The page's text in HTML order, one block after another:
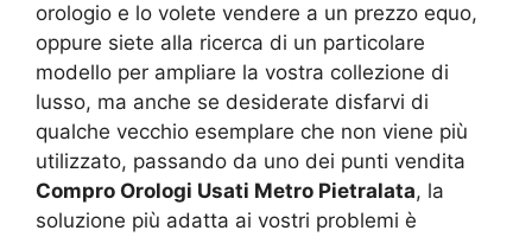
orologio e lo volete vendere a un prezzo equo,
oppure siete alla ricerca di un particolare
modello per ampliare la vostra collezione di
lusso, ma anche se desiderate disfarvi di
qualche vecchio esemplare che non viene più
utilizzato, passando da uno dei punti vendita
Compro Orologi Usati Metro Pietralata, la
soluzione più adatta ai vostri problemi è